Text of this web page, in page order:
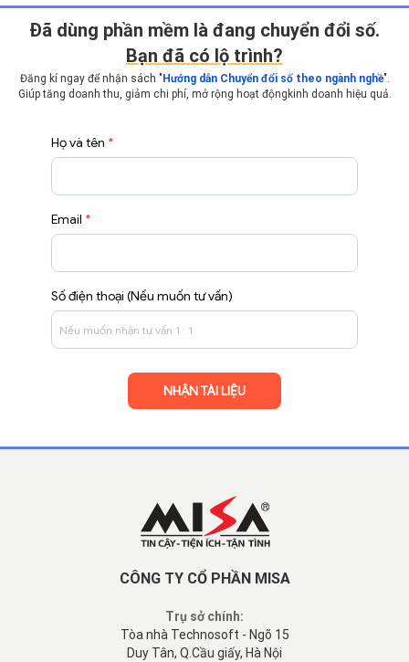
Ðã dùng phần mềm là đang chuyển đổi số.
Bạn đã có lộ trình?
Đăng kí ngay để nhận sách " Hướng dẫn Chuyển đổi số theo ngành nghề".
Giúp tăng doanh thu, giảm chi phí, mở rộng hoạt động kinh doanh hiệu quả.
Họ và tên *
Email *
Số điện thoại (Nếu muốn tư vấn)
CÔNG TY CỔ PHẦN MISA
Trụ sở chính:
Tòa nhà Technosoft - Ngõ 15
Duy Tân, Q.Cầu giấy, Hà Nội